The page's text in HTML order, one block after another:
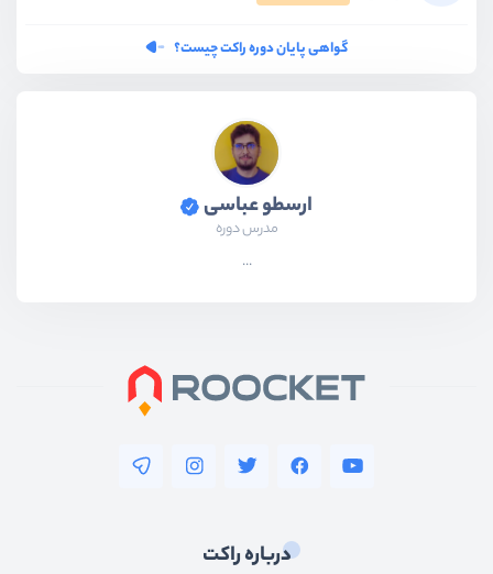
گواهی پایان دوره راکت چیست؟
ارسطو عباسی
مدرس دوره
...
درباره راکت